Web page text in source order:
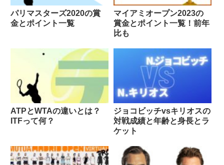
パリマスターズ2020の賞
金とポイント一覧
マイアミオープン2023の
賞金とポイント一覧！前年
比も
ATPとWTAの違いとは？
ITFって何？
ジョコビッチvsキリオスの
対戦成績と年齢と身長とラ
ケット